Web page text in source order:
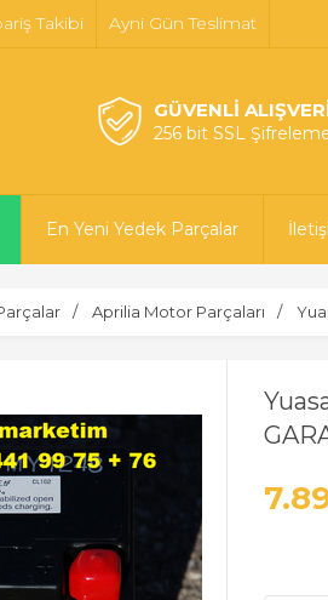
Takibi Ayni Gün Teslimat
GÜVENLİ
256 bit SSL
En Yeni Yedek Parçalar
Aprilia Motor Parçaları